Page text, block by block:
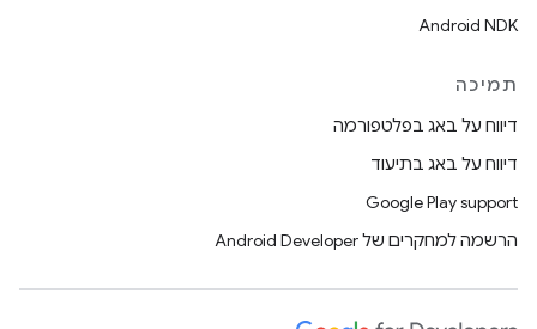
Android NDK
תמיכה
דיווח על באג בפלטפורמה
דיווח על באג בתיעוד
Google Play support
הרשמה למחקרים של Android Developer